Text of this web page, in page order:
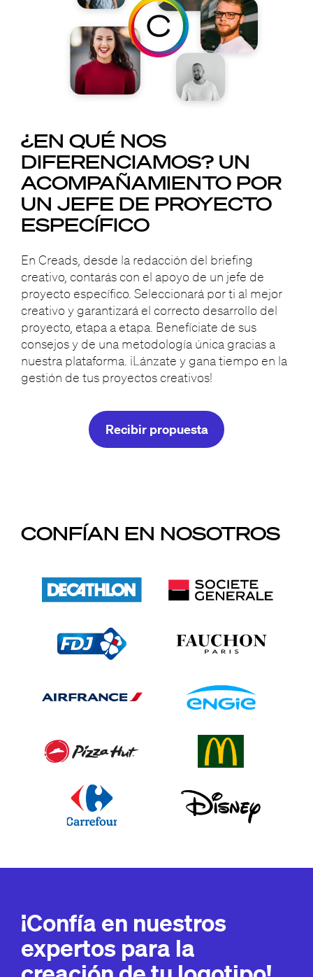
¿EN QUÉ NOS
DIFERENCIAMOS? UN
ACOMPAÑAMIENTOPOR
UN JEFE DE PROYECTO
ESPECÍFICO
En Creads, desde la redacción del briefing
creativo, contarás con el apoyo de un jefe de
proyecto específico. Seleccionará por ti al mejor
creativo y garantizará el correcto desarrollo del
proyecto, etapa a etapa. Benefíciate de sus
consejos y de una metodología única gracias a
nuestra plataforma. ¡Lánzate y gana tiempo en la
gestión de tus proyectos creativos!
Recibir propuesta
CONFÍAN EN NOSOTROS
¡Confía en nuestros
expertos para la